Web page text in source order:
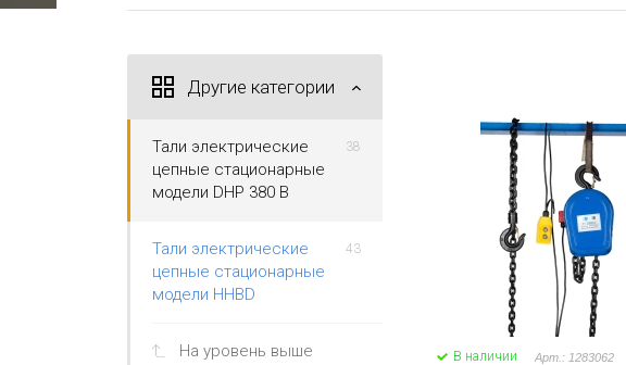
Другие категории
Тали электрические
цепные стационарные
модели DHP 380 В
38
Тали электрические
цепные стационарные
модели HHBD
43
На уровень выше В наличии Арт.: 1283062